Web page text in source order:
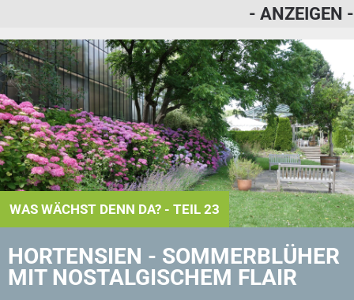
- ANZEIGEN -
WAS WÄCHST DENN DA? - TEIL 23
HORTENSIEN - SOMMERBLÜHER
MIT NOSTALGISCHEM FLAIR